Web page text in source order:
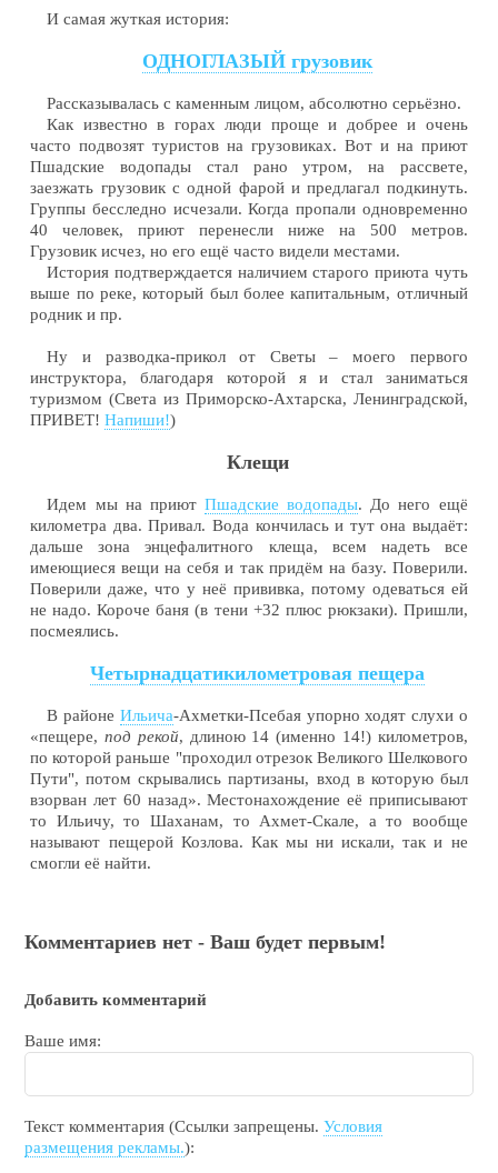
И самая жуткая история:
ОДНОГЛАЗЫЙ грузовик
Рассказывалась с каменным лицом, абсолютно серьёзно.
Как известно в горах люди проще и добрее и очень
часто подвозят туристов на грузовиках. Вот и на приют
Пшадские водопады стал рано утром, на рассвете,
заезжать грузовик с одной фарой и предлагал подкинуть.
Группы бесследно исчезали. Когда пропали одновременно
40 человек, приют перенесли ниже на 500 метров.
Грузовик исчез, но его ещё часто видели местами.
История подтверждается наличием старого приюта чуть
выше по реке, который был более капитальным, отличный
родник и пр.
Ну и разводка-прикол от Светы – моего первого
инструктора, благодаря которой я и стал заниматься
туризмом (Света из Приморско-Ахтарска, Ленинградской,
ПРИВЕТ!Напиши!)
Клещи
Идем мы на приют Пшадские водопады. До него ещё
километра два. Привал. Вода кончилась и тут она выдаёт:
дальше зона энцефалитного клеща, всем надеть все
имеющиеся вещи на себя и так придём на базу. Поверили.
Поверили даже, что у неё прививка, потому одеваться ей
не надо. Короче баня (в тени +32 плюс рюкзаки). Пришли,
посмеялись.
Четырнадцатикилометровая пещера
В районе Ильича-Ахметки-Псебая упорно ходят слухи о
«пещере,под рекой, длиною 14 (именно 14!) километров,
по которой раньше "проходил отрезок Великого Шелкового
Пути", потом скрывались партизаны, вход в которую был
взорван лет 60 назад». Местонахождение её приписывают
то Ильичу, то Шаханам, то Ахмет-Скале, а то вообще
называют пещерой Козлова. Как мы ни искали, так и не
смогли её найти.
Комментариев нет - Ваш будет первым!
Добавить комментарий
Ваше имя:
Текст комментария (Ссылки запрещены.Условия
размещения рекламы.):